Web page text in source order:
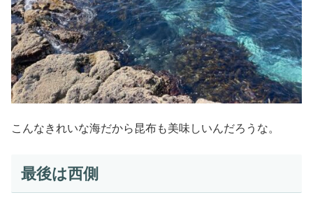
こんなきれいな海だから昆布も美味しいんだろうな。
最後は西側